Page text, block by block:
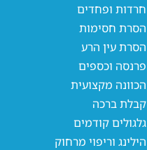
חרדות ופחדים
הסרת חסימות
הסרת עין הרע
פרנסה וכספים
הכוונה מקצועית
קבלת ברכה
גלגולים קודמים
הילינג וריפוי מרחוק